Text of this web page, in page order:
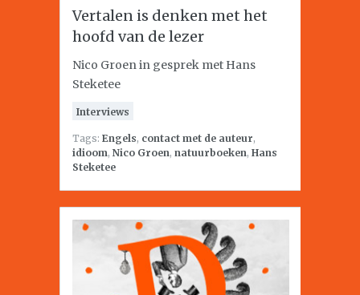
Vertalen is denken met het
hoofd van de lezer
Nico Groen in gesprek met Hans
Steketee
Interviews
Tags: Engels, contact met de auteur,
idioom, Nico Groen, natuurboeken, Hans
Steketee